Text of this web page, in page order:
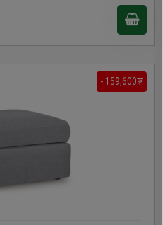
- 159,600₮